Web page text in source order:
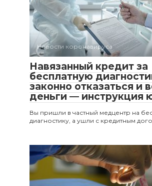
Новости коронавируса
Навязанный кредит за
бесплатную
законно отказаться и
деньги — инструкция
Вы пришли в частный медцентр на
диагностику, а ушли с кредитным